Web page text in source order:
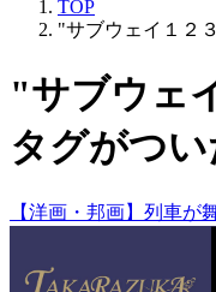
TOP
"サブウェイ１２
"サブウェ
タグがつ
【洋画・邦画】列車が